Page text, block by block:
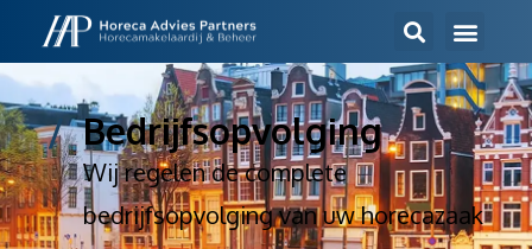
/ Bedrijfsopvolging
Wij regelen de complete
bedrijfsopvolging van uw horecazaak